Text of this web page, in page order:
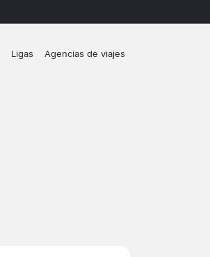
Ligas Agencias de viajes